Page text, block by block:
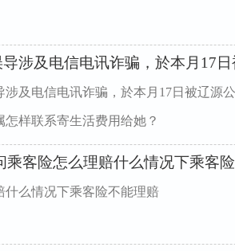
涉及电信电讯诈骗，於本月17
涉及电信电讯诈骗，於本月17日被辽源
样联系寄生活费用给她？
乘客险怎么理赔什么情况下乘客
什么情况下乘客险不能理赔